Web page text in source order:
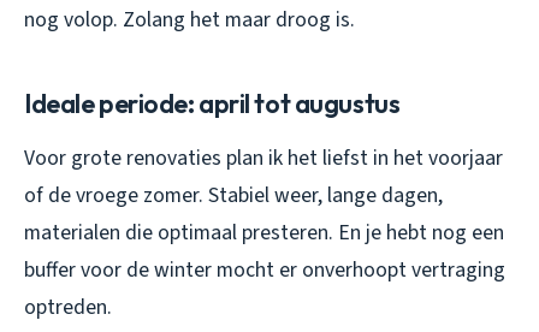
nog volop. Zolang het maar droog is.
Ideale periode: april tot augustus
Voor grote renovaties plan ik het liefst in het voorjaar
of de vroege zomer. Stabiel weer, lange dagen,
materialen die optimaal presteren. En je hebt nog een
buffer voor de winter mocht er onverhoopt vertraging
optreden.